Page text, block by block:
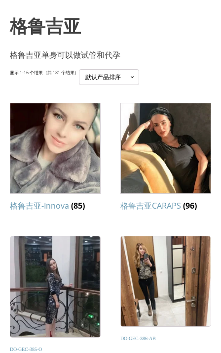
格鲁吉亚
格鲁吉亚单身可以做试管和代孕
显示 1-16 个结果（共 181 个结果）
格鲁吉亚-Innova (85) 格鲁吉亚CARAPS (96)
DO-GEC-385-O
DO-GEC-386-AB